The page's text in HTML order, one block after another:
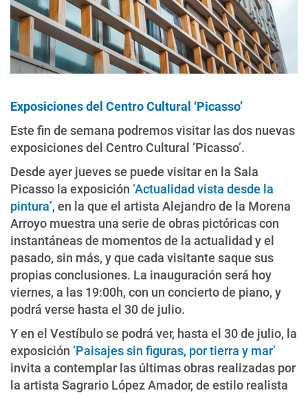
Exposiciones del Centro Cultural ‘Picasso’
Este fin de semana podremos visitar las dos nuevas
exposiciones del Centro Cultural ‘Picasso’.
Desde ayer jueves se puede visitar en la Sala
Picasso la exposición ‘Actualidad vista desde la
pintura’, en la que el artista Alejandro de la Morena
Arroyo muestra una serie de obras pictóricas con
instantáneas de momentos de la actualidad y el
pasado, sin más, y que cada visitante saque sus
propias conclusiones. La inauguración será hoy
viernes, a las 19:00h, con un concierto de piano, y
podrá verse hasta el 30 de julio.
Y en el Vestíbulo se podrá ver, hasta el 30 de julio, la
exposición ‘Paisajes sin figuras, por tierra y mar’
invita a contemplar las últimas obras realizadas por
la artista Sagrario López Amador, de estilo realista